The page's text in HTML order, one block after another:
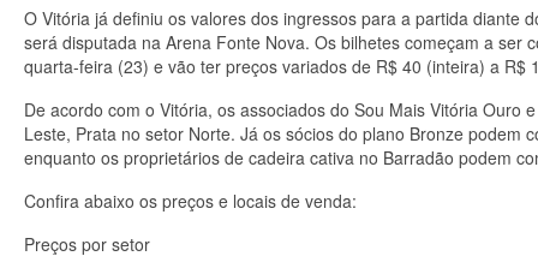
O Vitória já definiu os valores dos ingressos para a partida diante
será disputada na Arena Fonte Nova. Os bilhetes começam a
quarta-feira (23) e vão ter preços variados de R$ 40 (inteira) a R$
De acordo com o Vitória, os associados do Sou Mais Vitória
Leste, Prata no setor Norte. Já os sócios do plano Bronze
enquanto os proprietários de cadeira cativa no Barradão podem
Confira abaixo os preços e locais de venda:
Preços por setor